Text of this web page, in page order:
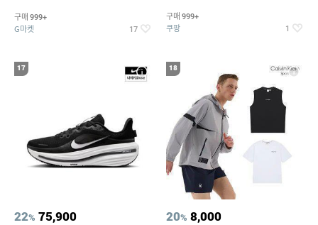
구매 999+
G마켓 17
구매 999+
쿠팡 1
17
22% 75,900
18
20% 8,000